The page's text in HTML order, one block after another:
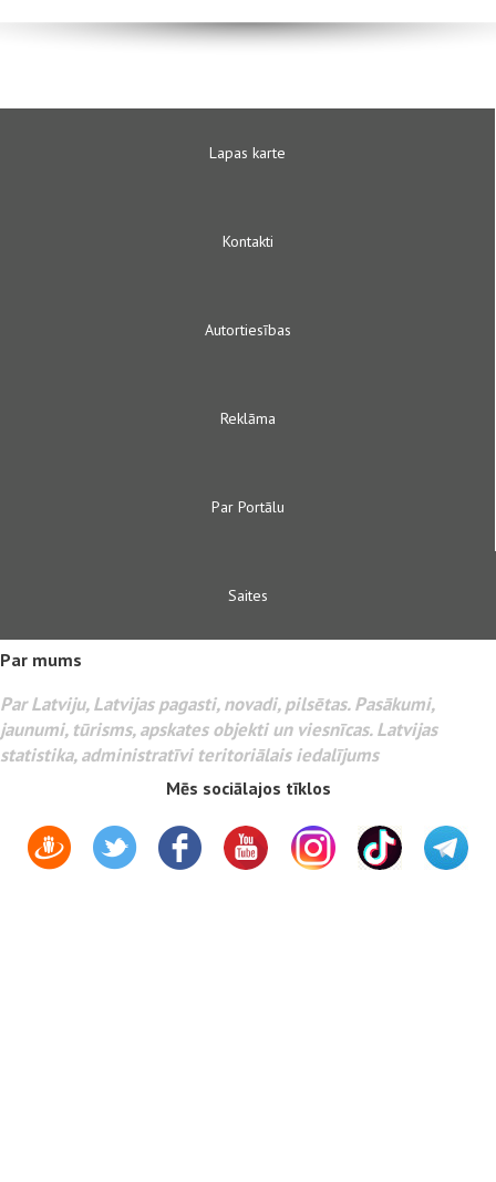
Lapas karte
Kontakti
Autortiesības
Reklāma
Par Portālu
Saites
Par mums
Par Latviju, Latvijas pagasti, novadi, pilsētas. Pasākumi,
jaunumi, tūrisms, apskates objekti un viesnīcas. Latvijas
statistika, administratīvi teritoriālais iedalījums
Mēs sociālajos tīklos